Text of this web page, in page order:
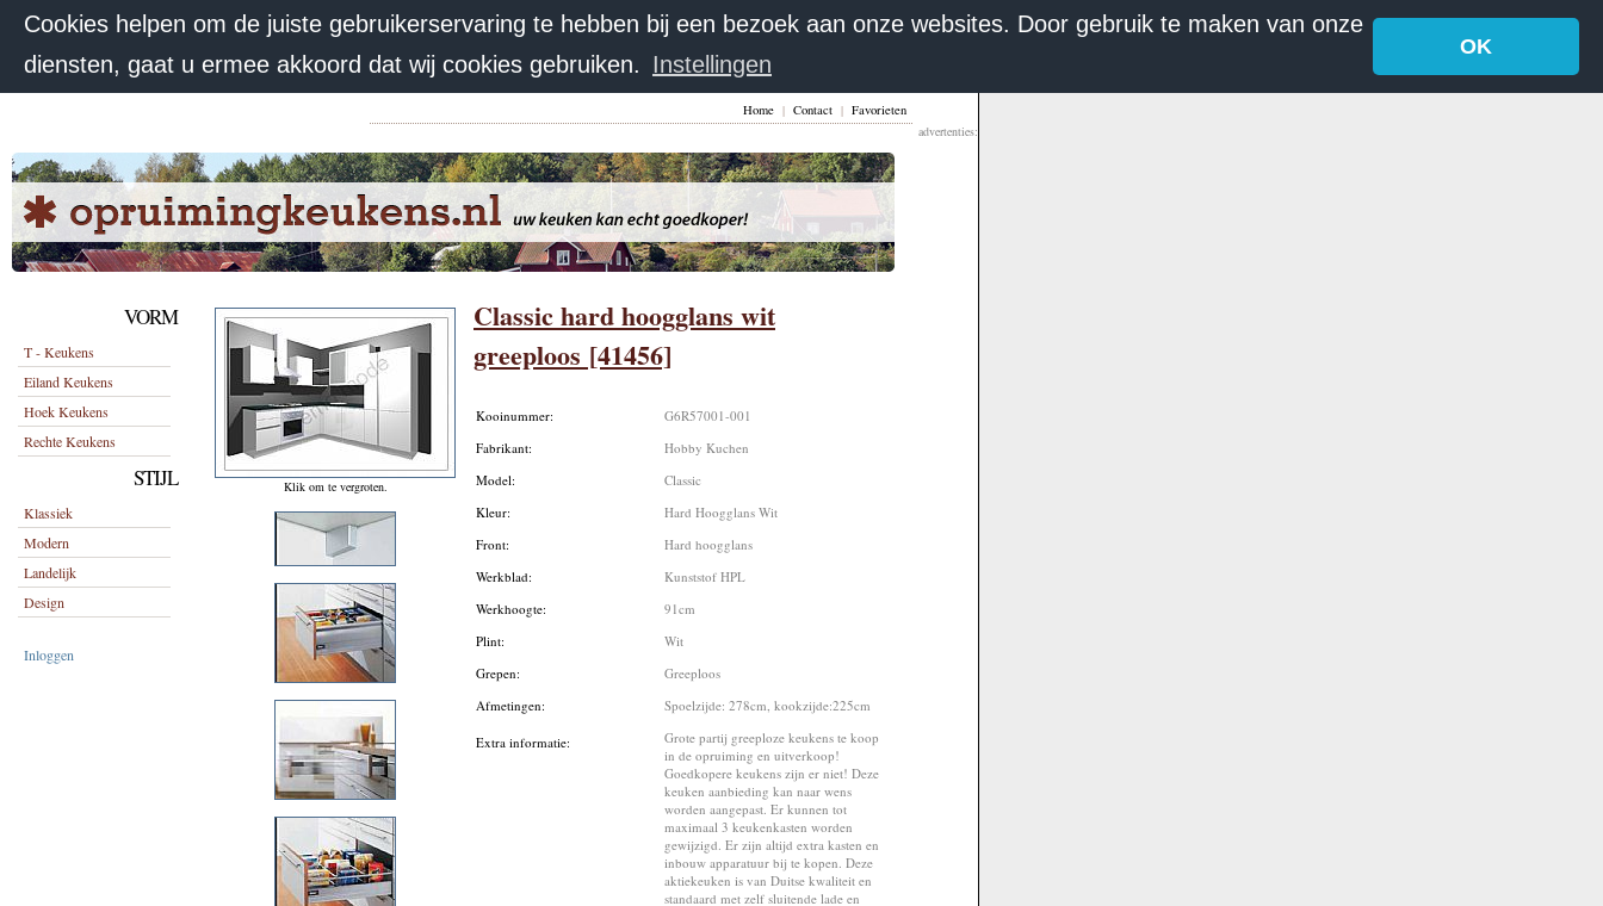
Cookies helpen om de juiste gebruikerservaring te hebben bij een bezoek aan onze websites. Door gebruik te maken van onze
diensten, gaat u ermee akkoord dat wij cookies gebruiken. Instellingen
OK
Home | Contact | Favorieten
advertenties:
VORM
T - Keukens
Eiland Keukens
Hoek Keukens
Rechte Keukens
STIJL
Klassiek
Modern
Landelijk
Design
Inloggen
Klik om te vergroten.
Classic hard hoogglans wit
greeploos [41456]
Kooinummer:
G6R57001-001
Fabrikant:
Hobby Kuchen
Model:
Classic
Kleur:
Hard Hoogglans Wit
Front:
Hard hoogglans
Werkblad:
Kunststof HPL
Werkhoogte:
91cm
Plint:
Wit
Grepen:
Greeploos
Afmetingen:
Spoelzijde: 278cm, kookzijde:225cm
Extra informatie:
Grote partij greeploze keukens te koop
in de opruiming en uitverkoop!
Goedkopere keukens zijn er niet! Deze
keuken aanbieding kan naar wens
worden aangepast. Er kunnen tot
maximaal 3 keukenkasten worden
gewijzigd. Er zijn altijd extra kasten en
inbouw apparatuur bij te kopen. Deze
aktiekeuken is van Duitse kwaliteit en
standaard met zelf sluitende lade en